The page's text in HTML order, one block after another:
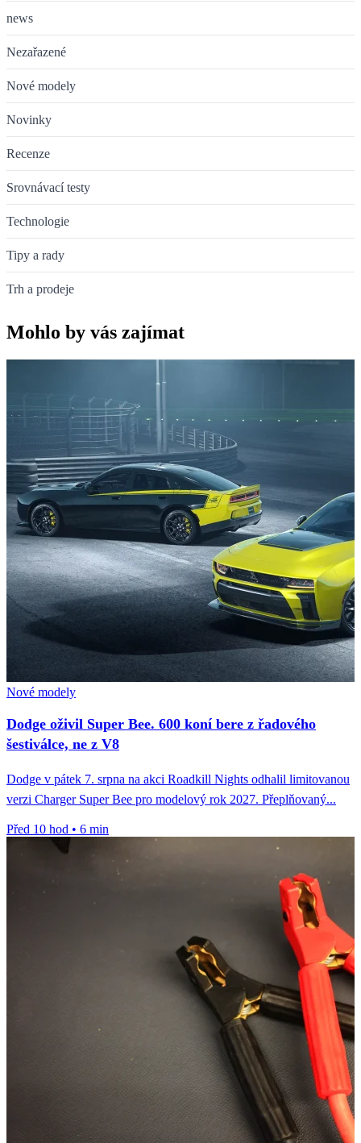
news
Nezařazené
Nové modely
Novinky
Recenze
Srovnávací testy
Technologie
Tipy a rady
Trh a prodeje
Mohlo by vás zajímat
Nové modely
Dodge oživil Super Bee. 600 koní bere z řadového
šestiválce, ne z V8
Dodge v pátek 7. srpna na akci Roadkill Nights odhalil limitovanou
verzi Charger Super Bee pro modelový rok 2027. Přeplňovaný...
Před 10 hod • 6 min